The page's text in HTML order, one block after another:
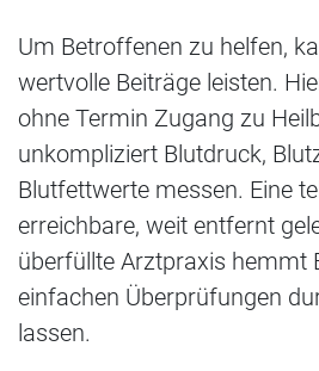
Um Betroffenen zu helfen,
wertvolle Beiträge leisten.
ohne Termin Zugang zu
unkompliziert Blutdruck,
Blutfettwerte messen. Eine
erreichbare, weit entfernt
überfüllte Arztpraxis hemmt
einfachen Überprüfungen
lassen.